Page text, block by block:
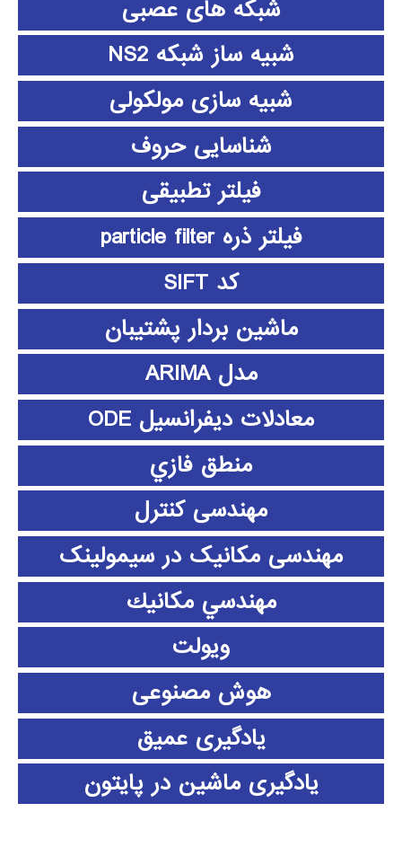
شبکه های عصبی
شبیه ساز شبکه NS2
شبیه سازی مولکولی
شناسایی حروف
فیلتر تطبیقی
فیلتر ذره particle filter
کد SIFT
ماشین بردار پشتیبان
مدل ARIMA
معادلات دیفرانسیل ODE
منطق فازي
مهندسی کنترل
مهندسی مکانیک در سیمولینک
مهندسي مكانيك
ویولت
هوش مصنوعی
یادگیری عمیق
یادگیری ماشین در پایتون